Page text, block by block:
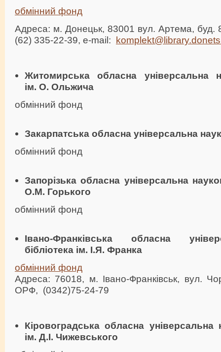
обмінний фонд
Адреса: м. Донецьк, 83001 вул. Артема,
(62) 335-22-39, e-mail:
Житомирська обласна універсальна
ім. О. Ольжича
обмінний фонд
Закарпатська обласна універсальна
обмінний фонд
Запорiзька обласна унiверсальна
О.М. Горького
обмінний фонд
Івано-Франківська обласна
бібліотека ім. І.Я. Франка
обмінний фонд
Адреса: 76018, м. Iвано-Франкiвськ, вул.
ОРФ, (0342)75-24-79
Кіровоградська обласна універсальна
ім. Д.І. Чижевського